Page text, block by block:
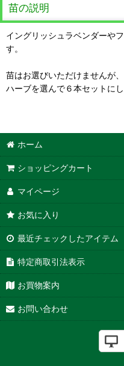
苗の説明
イングリッシュラベンダーや
す。
苗はお選びいただけませんが
ハーブを選んで６本セットに
ホーム
ショッピングカート
マイページ
お気に入り
最近チェックしたアイテム
特定商取引法表示
お買物案内
お問い合わせ